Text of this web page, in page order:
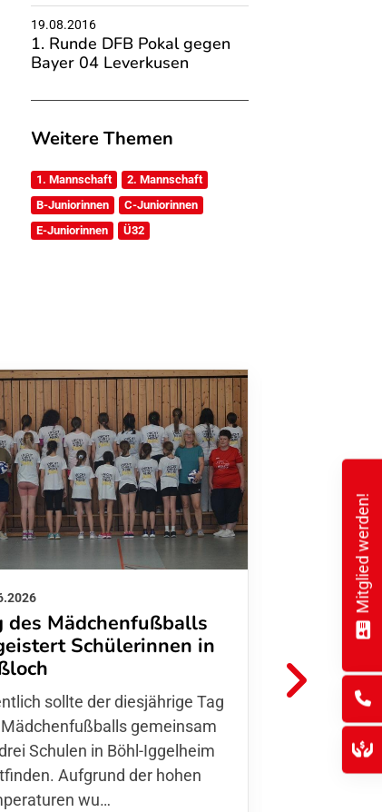
19.08.2016
1. Runde DFB Pokal gegen
Bayer 04 Leverkusen
Weitere Themen
1. Mannschaft
2. Mannschaft
B-Juniorinnen
C-Juniorinnen
E-Juniorinnen
Ü32
des Mädchenfußballs
Schülerinnen in
sollte der diesjährige Tag
gemeinsam
Schulen in Böhl-Iggelheim
Aufgrund der hohen
wu…
01.06.2026
Danke
Hoffmann
Thomas
den
Finnla…
Mitglied werden!